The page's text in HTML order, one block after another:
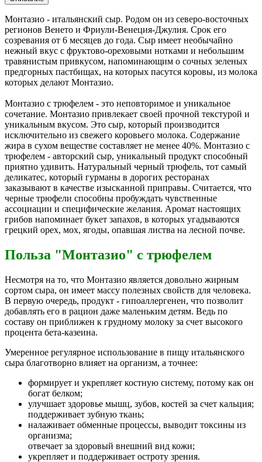
Монтазио - итальянский сыр. Родом он из северо-восточных
регионов Венето и Фриули-Венеция-Джулия. Срок его
созревания от 6 месяцев до года. Сыр имеет необычайно
нежный вкус с фруктово-ореховыми нотками и небольшим
травянистым привкусом, напоминающим о сочных зеленых
предгорных пастбищах, на которых пасутся коровы, из молока
которых делают Монтазио.
Монтазио с трюфелем - это неповторимое и уникальное
сочетание. Монтазио привлекает своей прочной текстурой и
уникальным вкусом. Это сыр, который производится
исключительно из свежего коровьего молока. Содержание
жира в сухом веществе составляет не менее 40%. Монтазио с
трюфелем - авторский сыр, уникальный продукт способный
приятно удивить. Натуральный черный трюфель, тот самый
деликатес, который гурманы в дорогих ресторанах
заказывают в качестве изысканной приправы. Считается, что
черные трюфели способны пробуждать чувственные
ассоциации и специфические желания. Аромат настоящих
грибов напоминает букет запахов, в которых угадываются
грецкий орех, мох, ягоды, опавшая листва на лесной почве.
Польза "Монтазио" с трюфелем
Несмотря на то, что Монтазио является довольно жирным
сортом сыра, он имеет массу полезных свойств для человека.
В первую очередь, продукт - гипоаллергенен, что позволит
добавлять его в рацион даже маленьким детям. Ведь по
составу он приближен к грудному молоку за счет высокого
процента бета-казеина.
Умеренное регулярное использование в пищу итальянского
сыра благотворно влияет на организм, а точнее:
формирует и укрепляет костную систему, потому как он
богат белком;
улучшает здоровье мышц, зубов, костей за счет кальция;
поддерживает зубную ткань;
налаживает обменные процессы, выводит токсины из
организма;
отвечает за здоровый внешний вид кожи;
укрепляет и поддерживает остроту зрения.